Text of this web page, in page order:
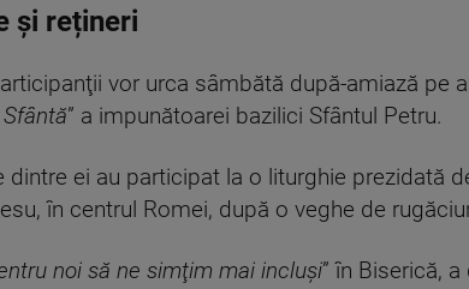
și rețineri
vor urca sâmbătă după-amiază pe
” a impunătoarei bazilici Sfântul Petru.
dintre ei au participat la o liturghie prezidată
în centrul Romei, după o veghe de
noi să ne simţim mai incluşi” în Biserică,